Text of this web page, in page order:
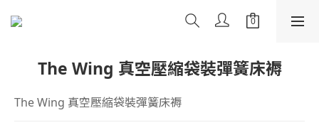
The Wing 真空壓縮袋裝彈簧床褥
The Wing 真空壓縮袋裝彈簧床褥